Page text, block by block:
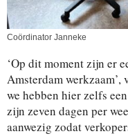
Coördinator Janneke
‘Op dit moment zijn er
Amsterdam werkzaam’,
we hebben hier zelfs
zijn zeven dagen per
aanwezig zodat